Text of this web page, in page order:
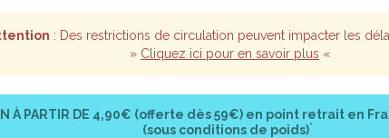
: Des restrictions de circulation peuvent impacter les
» Cliquez ici pour en savoir plus «
À PARTIR DE 4,90€ (offerte dès 59€) en point retrait en
(sous conditions de poids)*